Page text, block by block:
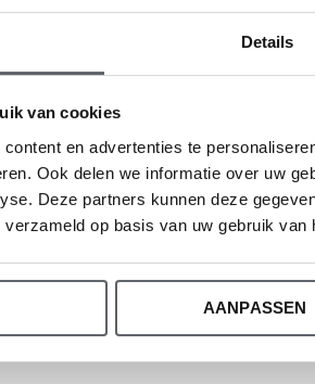
Details
van cookies
en advertenties te
Ook delen we informatie over uw
Deze partners kunnen deze
op basis van uw gebruik van
AANPASSEN
om de maat te kiezen op basis van de
voor onze maattabel.